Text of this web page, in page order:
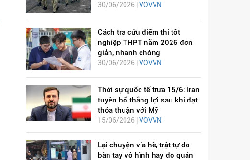
30/06/2026 | VOVVN
Cách tra cứu điểm thi tốt
nghiệp THPT năm 2026 đơn
giản, nhanh chóng
30/06/2026 | VOVVN
Thời sự quốc tế trưa 15/6: Iran
tuyên bố thắng lợi sau khi đạt
thỏa thuận với Mỹ
15/06/2026 | VOVVN
Lại chuyện vỉa hè, trật tự do
bàn tay vô hình hay do quản